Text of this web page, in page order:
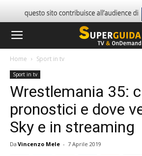
Home Sport in tv
Sport in tv
Wrestlemania 35:
pronostici e dove
Sky e in streaming
Da Vincenzo Mele - 7 Aprile 2019